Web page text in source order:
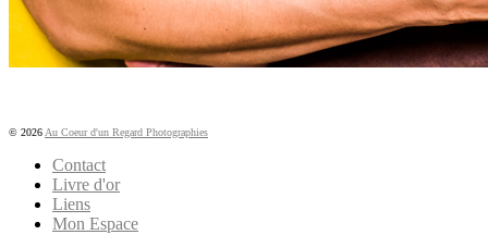
© 2026 Au Coeur d'un Regard Photographies
Contact
Livre d'or
Liens
Mon Espace